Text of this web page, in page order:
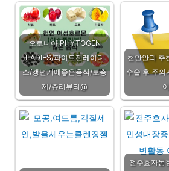
오로니아 PHYTOGEN
LADIES/파이트젠레이디
스/갱년기에좋은음식/보충
제/쥬리뷰티@
천안안과 추
수술 후 주의
전주효자동